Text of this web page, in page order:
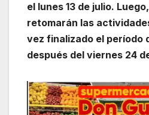
el lunes 13 de julio.
retomarán las
vez finalizado el período
después del viernes 24
Reproductor
de